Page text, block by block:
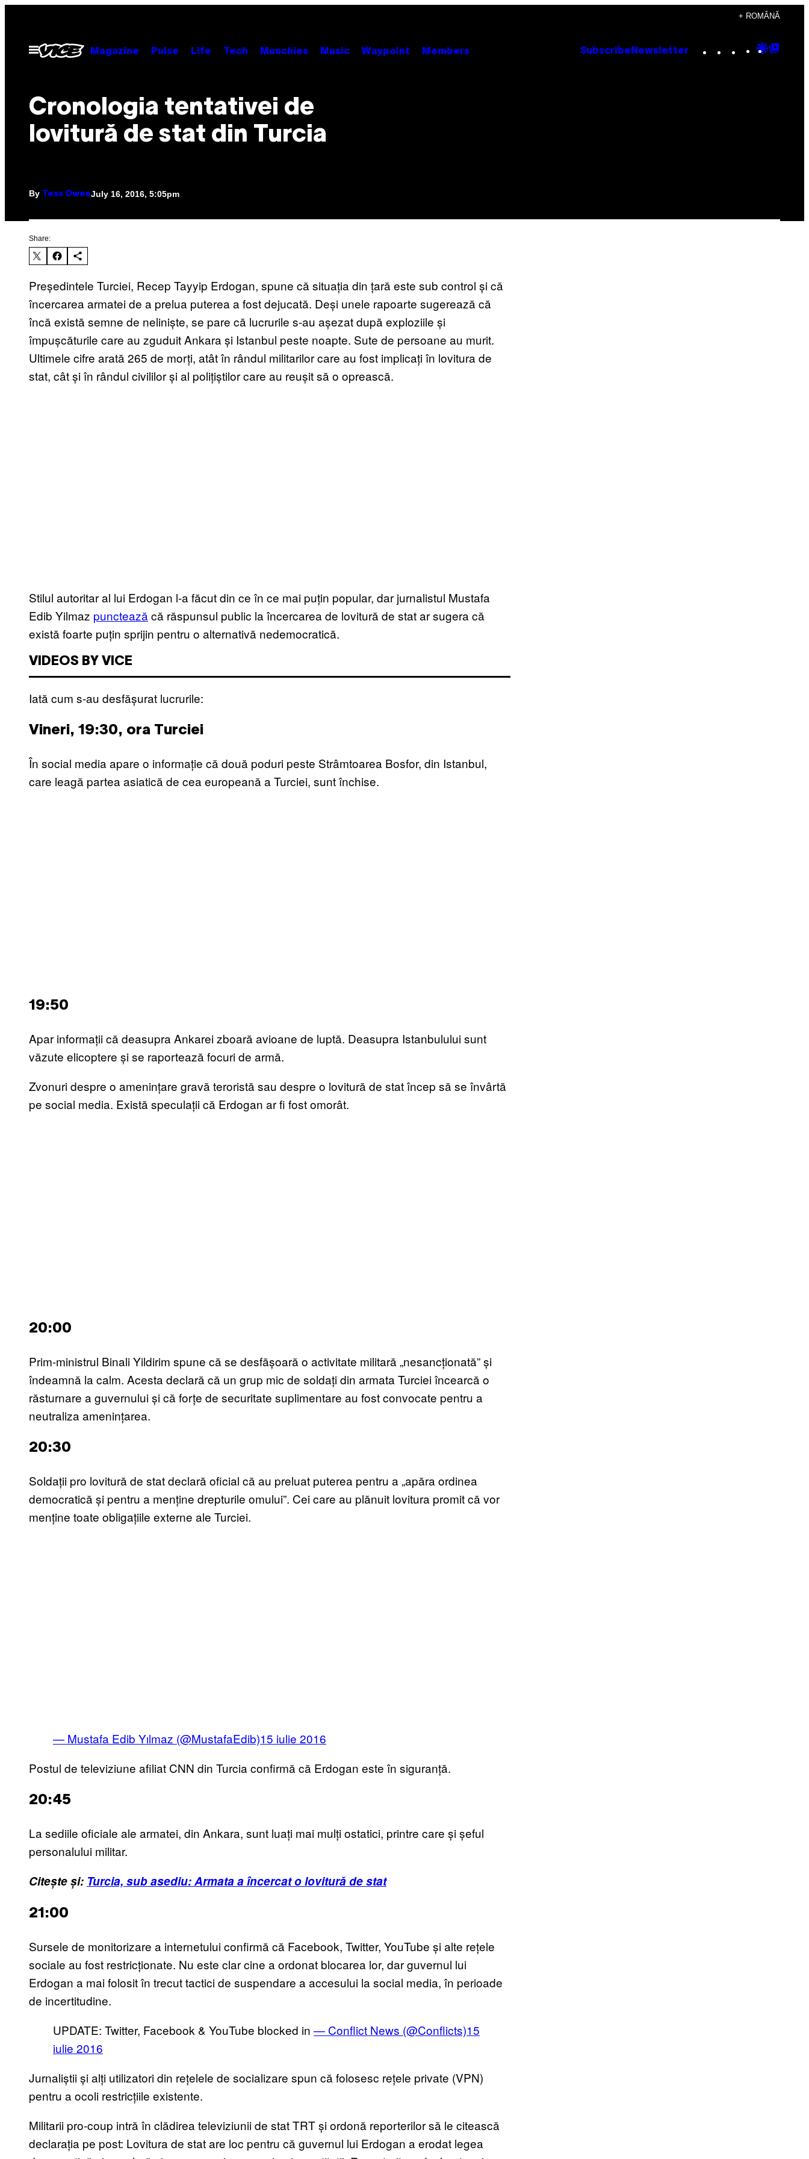
content
+ ROMÂNĂ
Open
Menu
Magazine Pulse Life Tech Munchies Music Waypoint Members Subscribe Newsletter Instagram
TikTok
YouTube
Google
Cronologia tentativei de
lovitură de stat din Turcia
By Tess OwenJuly 16, 2016, 5:05pm
Share:
Președintele Turciei, Recep Tayyip Erdogan, spune că situația din țară este sub control și că
încercarea armatei de a prelua puterea a fost dejucată. Deși unele rapoarte sugerează că
încă există semne de neliniște, se pare că lucrurile s-au așezat după exploziile și
împușcăturile care au zguduit Ankara și Istanbul peste noapte. Sute de persoane au murit.
Ultimele cifre arată 265 de morți, atât în rândul militarilor care au fost implicați în lovitura de
stat, cât și în rândul civililor și al polițiștilor care au reușit să o oprească.
Stilul autoritar al lui Erdogan l-a făcut din ce în ce mai puțin popular, dar jurnalistul Mustafa
Edib Yilmaz punctează că răspunsul public la încercarea de lovitură de stat ar sugera că
există foarte puțin sprijin pentru o alternativă nedemocratică.
VIDEOS BY VICE
Iată cum s-au desfășurat lucrurile:
Vineri, 19:30, ora Turciei
În social media apare o informație că două poduri peste Strâmtoarea Bosfor, din Istanbul,
care leagă partea asiatică de cea europeană a Turciei, sunt închise.
19:50
Apar informații că deasupra Ankarei zboară avioane de luptă. Deasupra Istanbulului sunt
văzute elicoptere și se raportează focuri de armă.
Zvonuri despre o amenințare gravă teroristă sau despre o lovitură de stat încep să se învârtă
pe social media. Există speculații că Erdogan ar fi fost omorât.
20:00
Prim-ministrul Binali Yildirim spune că se desfășoară o activitate militară „nesancționată” și
îndeamnă la calm. Acesta declară că un grup mic de soldați din armata Turciei încearcă o
răsturnare a guvernului și că forțe de securitate suplimentare au fost convocate pentru a
neutraliza amenințarea.
20:30
Soldații pro lovitură de stat declară oficial că au preluat puterea pentru a „apăra ordinea
democratică și pentru a menține drepturile omului”. Cei care au plănuit lovitura promit că vor
menține toate obligațiile externe ale Turciei.
— Mustafa Edib Yılmaz (@MustafaEdib)15 iulie 2016
Postul de televiziune afiliat CNN din Turcia confirmă că Erdogan este în siguranță.
20:45
La sediile oficiale ale armatei, din Ankara, sunt luați mai mulți ostatici, printre care și șeful
personalului militar.
Citește și: Turcia, sub asediu: Armata a încercat o lovitură de stat
21:00
Sursele de monitorizare a internetului confirmă că Facebook, Twitter, YouTube și alte rețele
sociale au fost restricționate. Nu este clar cine a ordonat blocarea lor, dar guvernul lui
Erdogan a mai folosit în trecut tactici de suspendare a accesului la social media, în perioade
de incertitudine.
UPDATE: Twitter, Facebook & YouTube blocked in — Conflict News (@Conflicts)15
iulie 2016
Jurnaliștii și alți utilizatori din rețelele de socializare spun că folosesc rețele private (VPN)
pentru a ocoli restricțiile existente.
Militarii pro-coup intră în clădirea televiziunii de stat TRT și ordonă reporterilor să le citească
declarația pe post: Lovitura de stat are loc pentru că guvernul lui Erdogan a erodat legea